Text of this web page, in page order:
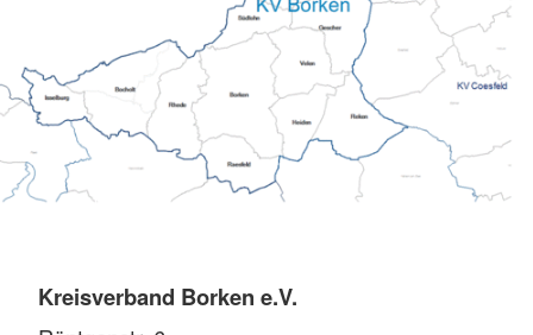
Kreisverband Borken e.V.